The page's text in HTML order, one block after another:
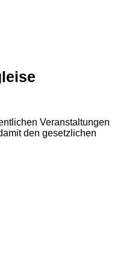
3Veranstaltungen
den gesetzlichen